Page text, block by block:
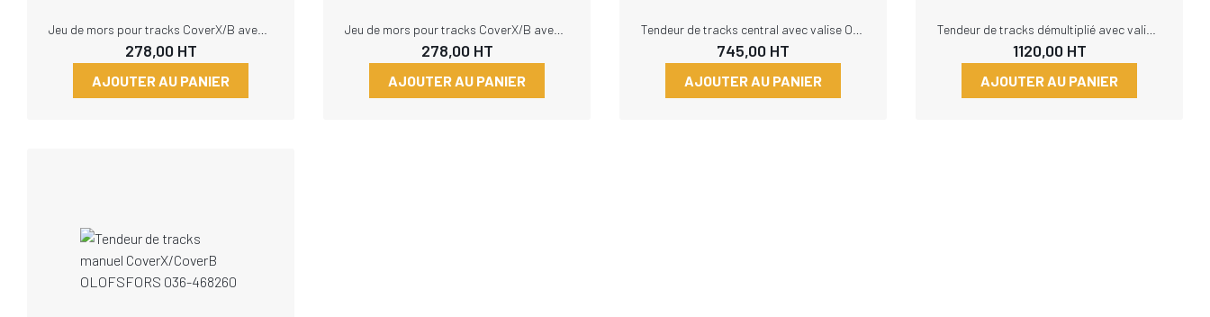
278,00HT
AJOUTER AU PANIER
278,00HT
AJOUTER AU PANIER
745,00 HT
AJOUTER AU PANIER
1120,00HT
AJOUTER AU PANIER